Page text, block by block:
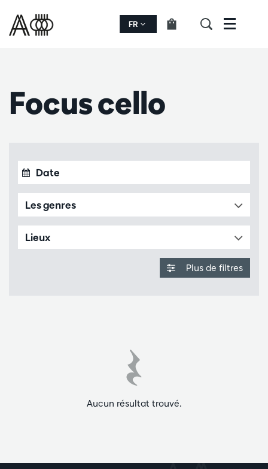
FR Menu
Focus cello
Les genres
Lieux
Plus de filtres
Aucun résultat trouvé.